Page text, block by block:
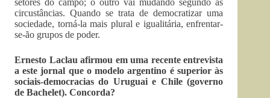
setores do campo; o outro vai mudando segundo as
circustâncias. Quando se trata de democratizar uma
sociedade, torná-la mais plural e igualitária, enfrentar-
se-ão grupos de poder.
Ernesto Laclau afirmou em uma recente entrevista
a este jornal que o modelo argentino é superior às
sociais-democracias do Uruguai e Chile (governo
de Bachelet). Concorda?